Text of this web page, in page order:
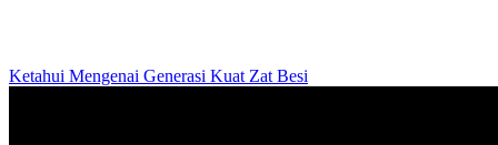
Ketahui Mengenai Generasi Kuat Zat Besi